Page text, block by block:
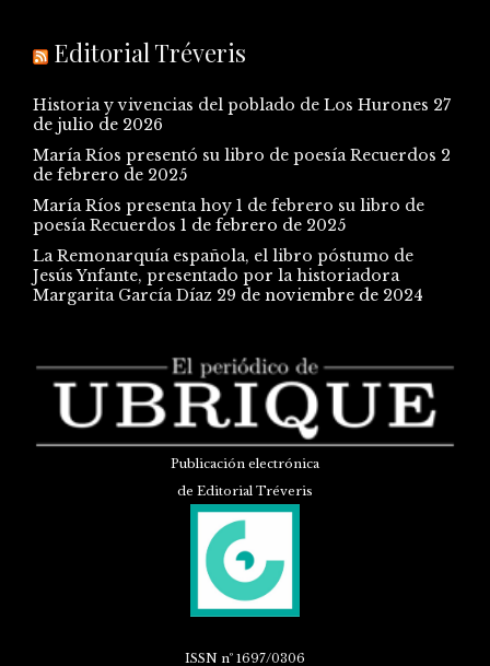
Editorial Tréveris
Historia y vivencias del poblado de Los Hurones 27
de julio de 2026
María Ríos presentó su libro de poesía Recuerdos 2
de febrero de 2025
María Ríos presenta hoy 1 de febrero su libro de
poesía Recuerdos 1 de febrero de 2025
La Remonarquía española, el libro póstumo de
Jesús Ynfante, presentado por la historiadora
Margarita García Díaz 29 de noviembre de 2024
Publicación electrónica
de Editorial Tréveris
ISSN nº 1697/0306